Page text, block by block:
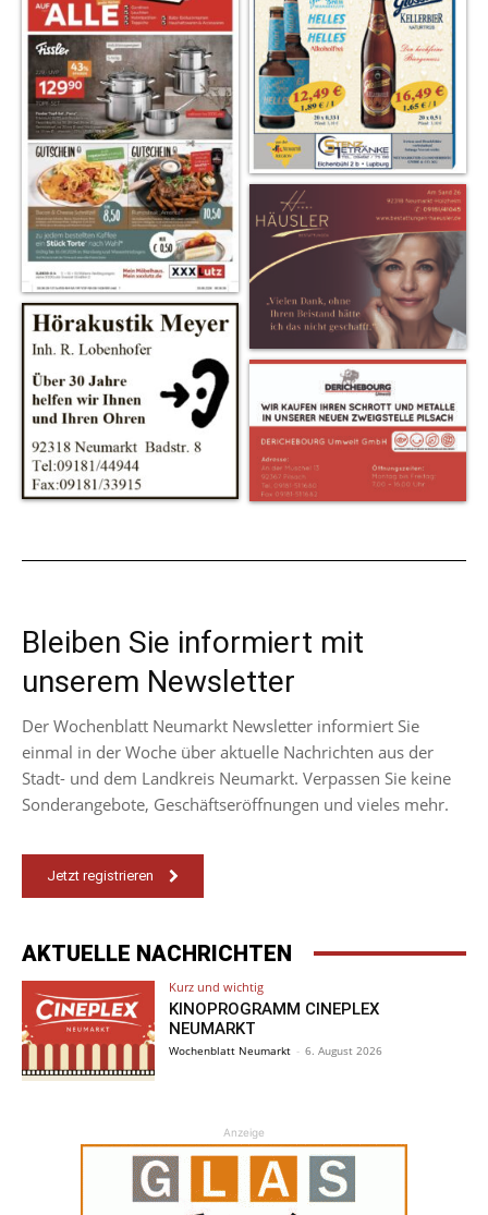
Bleiben Sie informiert mit
unserem Newsletter
Der Wochenblatt Neumarkt Newsletter informiert Sie
einmal in der Woche über aktuelle Nachrichten aus der
Stadt- und dem Landkreis Neumarkt. Verpassen Sie keine
Sonderangebote, Geschäftseröffnungen und vieles mehr.
Jetzt registrieren
AKTUELLE NACHRICHTEN
Kurz und wichtig
KINOPROGRAMM CINEPLEX
NEUMARKT
Wochenblatt Neumarkt - 6. August 2026
Anzeige